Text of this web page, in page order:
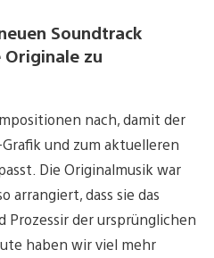
Soundtrack
zu
nach, damit der
und zum aktuelleren
Die Originalmusik war
arrangiert, dass sie das
Prozessir der ursprünglichen
haben wir viel mehr